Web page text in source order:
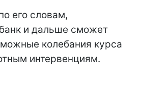
его словам,
и дальше сможет
колебания курса
интервенциям.